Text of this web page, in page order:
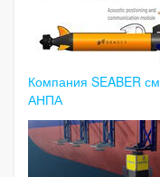
Компания SEABER
АНПА